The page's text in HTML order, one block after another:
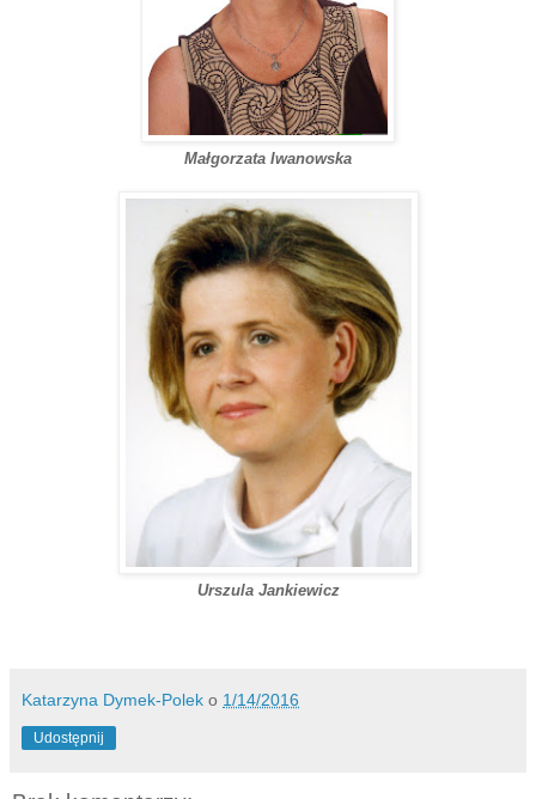
Małgorzata Iwanowska
Urszula Jankiewicz
Katarzyna Dymek-Polek o 1/14/2016
Udostępnij